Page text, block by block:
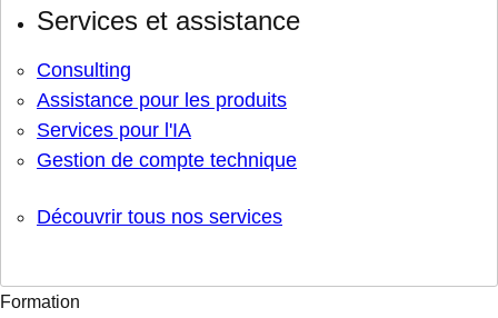
Services et assistance
Consulting
Assistance pour les produits
Services pour l'IA
Gestion de compte technique
Découvrir tous nos services
Formation